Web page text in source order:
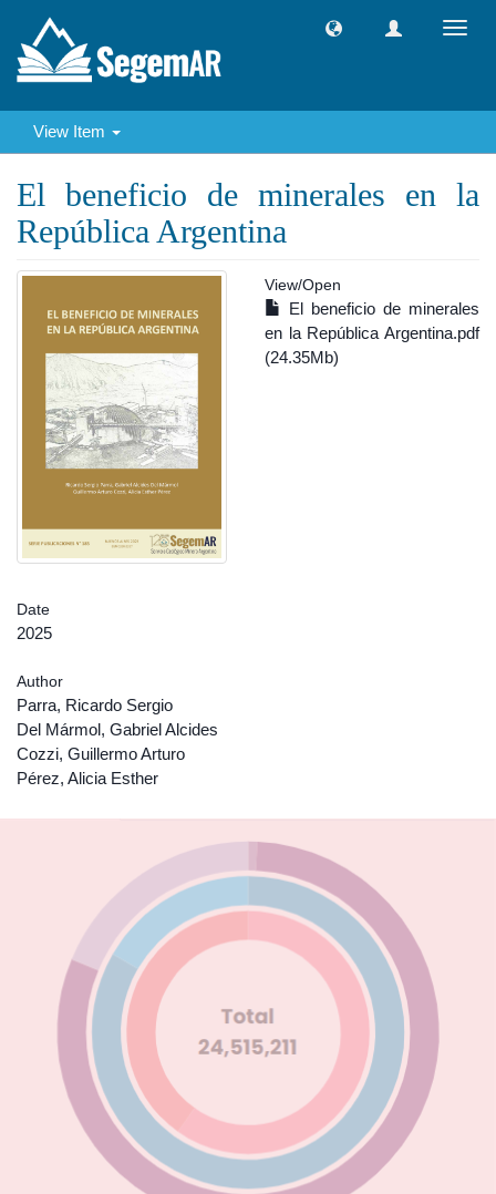
View Item
El beneficio de minerales en la
República Argentina
View/Open
El beneficio de minerales
en la República Argentina.pdf
(24.35Mb)
Date
2025
Author
Parra, Ricardo Sergio
Del Mármol, Gabriel Alcides
Cozzi, Guillermo Arturo
Pérez, Alicia Esther